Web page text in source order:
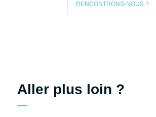
RENCONTRONS-NOUS ?
Aller plus loin ?